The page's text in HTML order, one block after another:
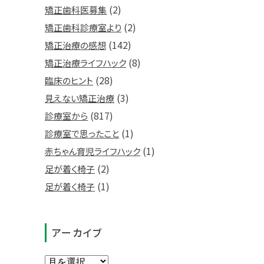
矯正歯科医募集 (2)
矯正歯科診療室より (2)
矯正治療の感想 (142)
矯正治療ライフハック (8)
臨床のヒント (28)
見えない矯正治療 (3)
診療室から (817)
診療室で思ったこと (1)
赤ちゃん育児ライフハック (1)
足が着く椅子 (2)
足が着く椅子 (1)
アーカイブ